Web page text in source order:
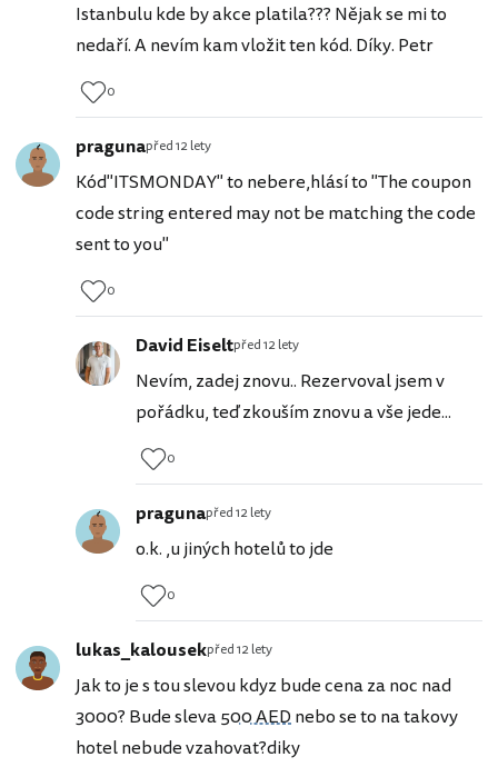
Istanbulu kde by akce platila??? Nějak se mi to
nedaří. A nevím kam vložit ten kód. Díky. Petr
0
pragunapřed 12 lety
Kód"ITSMONDAY" to nebere,hlásí to "The coupon
code string entered may not be matching the code
sent to you"
0
David Eiseltpřed 12 lety
Nevím, zadej znovu.. Rezervoval jsem v
pořádku, teď zkouším znovu a vše jede...
0
pragunapřed 12 lety
o.k. ,u jiných hotelů to jde
0
lukas_kalousekpřed 12 lety
Jak to je s tou slevou kdyz bude cena za noc nad
3000? Bude sleva500 AEDnebo se to na takovy
hotel nebude vzahovat?diky